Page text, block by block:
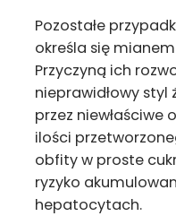
Pozostałe
określa się
Przyczyną ich
nieprawidłowy
przez niewłaściwe
ilości
obfity w proste
ryzyko
hepatocytach.